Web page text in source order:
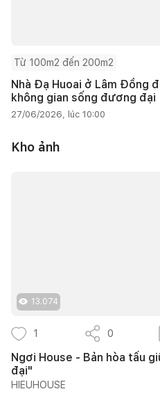
Từ 100m2 đến 200m2
Nhà Đạ Huoai ở Lâm Đồng
không gian sống đương đại
27/06/2026, lúc 10:00
Kho ảnh
13.074
1 0
Ngơi House - Bản hòa tấu
đại"
HIEUHOUSE